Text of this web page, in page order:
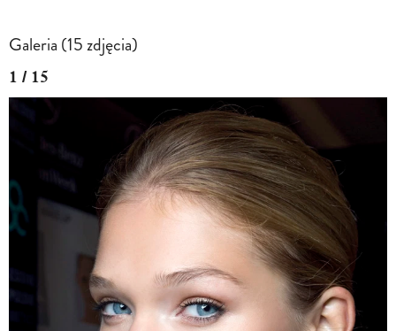
Galeria (15 zdjęcia)
1 / 15